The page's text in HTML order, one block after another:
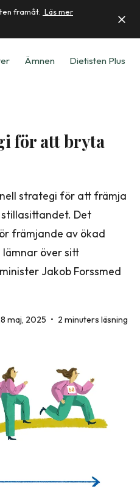
framåt. Läs mer
Ämnen Dietisten Plus
för att bryta
strategi för att främja
Det
främjande av ökad
över sitt
Jakob Forssmed
maj, 2025 • 2 minuters läsning